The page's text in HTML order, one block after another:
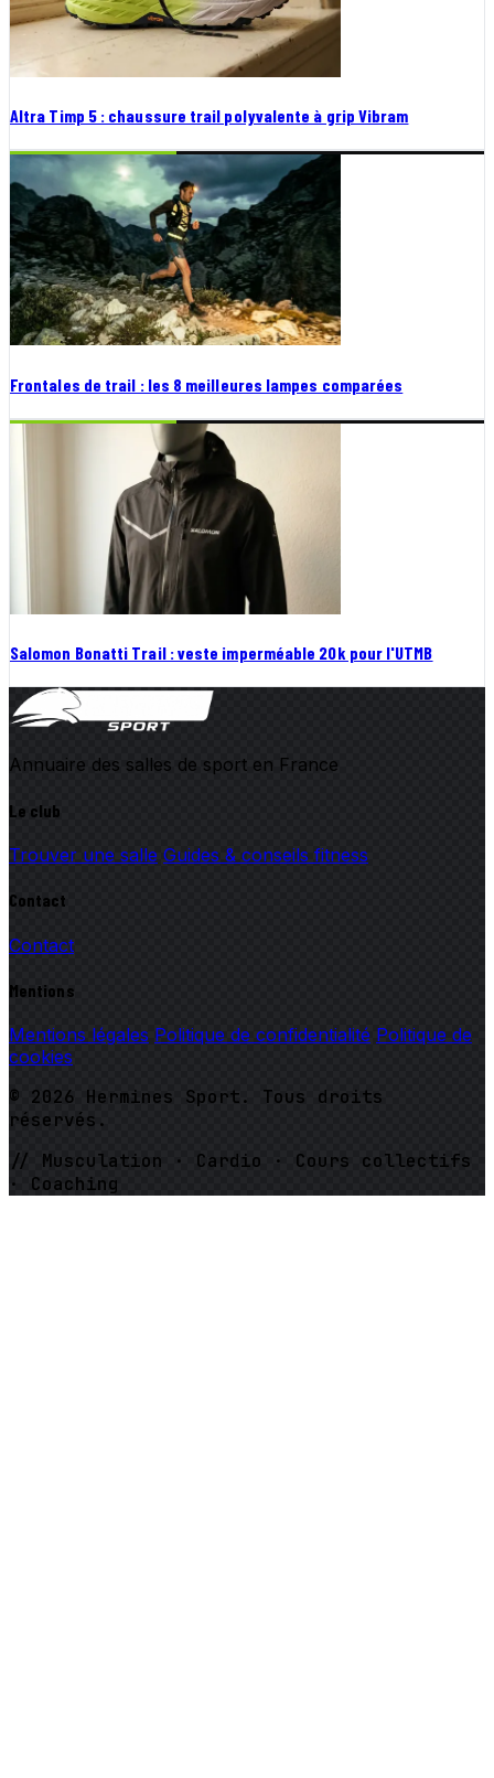
Altra Timp 5 : chaussure trail polyvalente à grip Vibram
Frontales de trail : les 8 meilleures lampes comparées
Salomon Bonatti Trail : veste imperméable 20k pour l'UTMB
Annuaire des salles de sport en France
Le club
Trouver une salle Guides & conseils fitness
Contact
Contact
Mentions
Mentions légales Politique de confidentialité Politique de
cookies
© 2026 Hermines Sport. Tous droits
réservés.
// Musculation · Cardio · Cours collectifs
· Coaching